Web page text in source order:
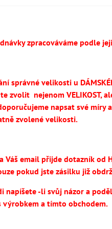
zpracováváme podle
správné velikosti u
zvolitnejenom VELIKOST,
napsat své míry
zvolené velikosti.
Váš email přijde dotazník od
pokud jste zásilku již
napíšete -li svůj názor a
výrobkem a tímto obchodem.